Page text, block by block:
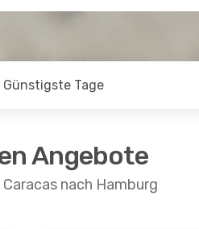
Günstigste Tage
Angebote
nach Hamburg